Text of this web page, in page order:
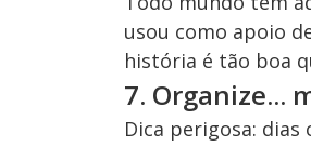
usou como apoio
história é tão boa
7. Organize...
Dica perigosa: